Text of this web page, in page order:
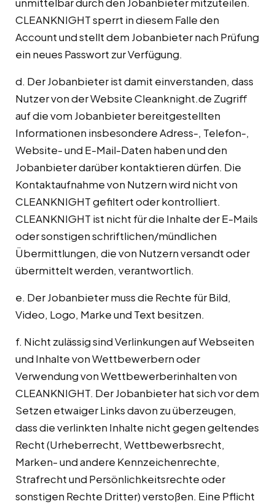
CLEANKNIGHT sperrt in diesem Falle den
Account und stellt dem Jobanbieter nach Prüfung
ein neues Passwort zur Verfügung.
d. Der Jobanbieter ist damit einverstanden, dass
Nutzer von der Website Cleanknight.de Zugriff
auf die vom Jobanbieter bereitgestellten
Informationen insbesondere Adress-, Telefon-,
Website- und E-Mail-Daten haben und den
Jobanbieter darüber kontaktieren dürfen. Die
Kontaktaufnahme von Nutzern wird nicht von
CLEANKNIGHT gefiltert oder kontrolliert.
CLEANKNIGHT ist nicht für die Inhalte der E-Mails
oder sonstigen schriftlichen/mündlichen
Übermittlungen, die von Nutzern versandt oder
übermittelt werden, verantwortlich.
e. Der Jobanbieter muss die Rechte für Bild,
Video, Logo, Marke und Text besitzen.
f. Nicht zulässig sind Verlinkungen auf Webseiten
und Inhalte von Wettbewerbern oder
Verwendung von Wettbewerberinhalten von
CLEANKNIGHT. Der Jobanbieter hat sich vor dem
Setzen etwaiger Links davon zu überzeugen,
dass die verlinkten Inhalte nicht gegen geltendes
Recht (Urheberrecht, Wettbewerbsrecht,
Marken- und andere Kennzeichenrechte,
Strafrecht und Persönlichkeitsrechte oder
sonstigen Rechte Dritter) verstoßen. Eine Pflicht